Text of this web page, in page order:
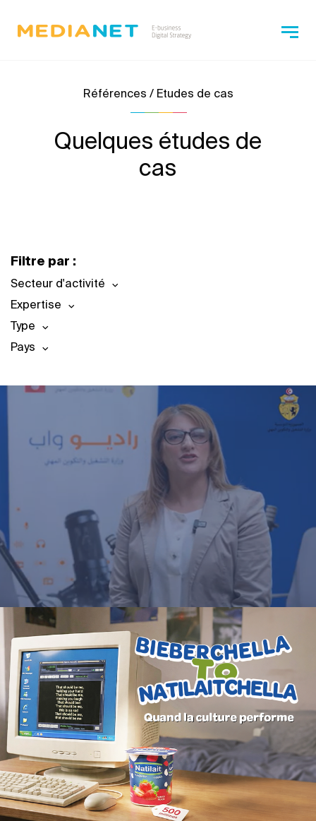
Références / Etudes de cas
Quelques études de
cas
Filtre par :
Secteur d'activité
Expertise
Type
Pays